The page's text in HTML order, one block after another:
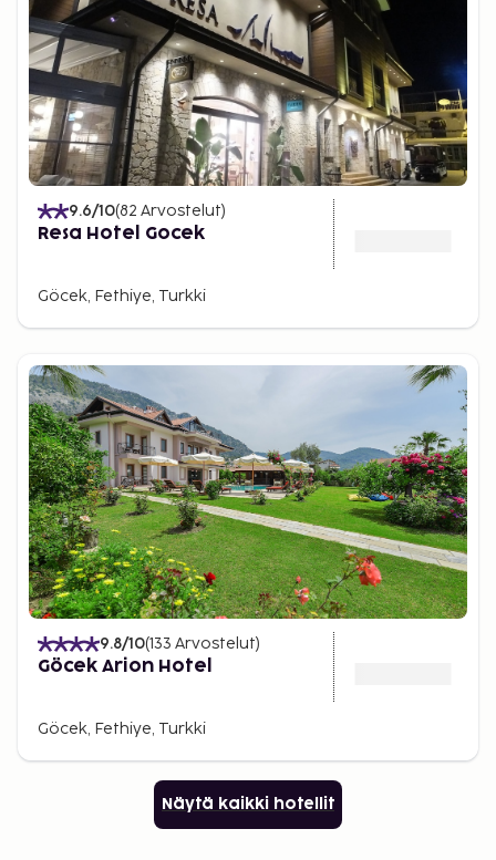
9.6/10(82 Arvostelut)
Resa Hotel Gocek
Göcek, Fethiye, Turkki
9.8/10(133 Arvostelut)
Göcek Arion Hotel
Göcek, Fethiye, Turkki
Näytä kaikki hotellit